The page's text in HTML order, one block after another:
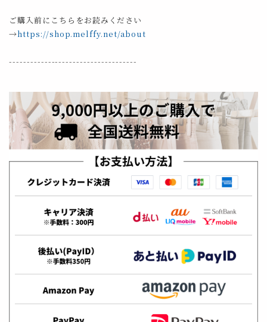
ご購入前にこちらをお読みください
→https://shop.melffy.net/about
------------------------------------